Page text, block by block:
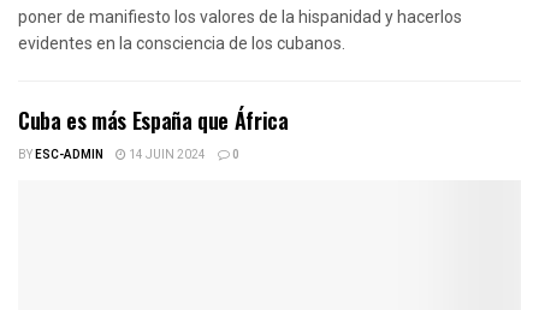
poner de manifiesto los valores de la hispanidad y hacerlos
evidentes en la consciencia de los cubanos.
Cuba es más España que África
BYESC-ADMIN 14 JUIN 2024 0